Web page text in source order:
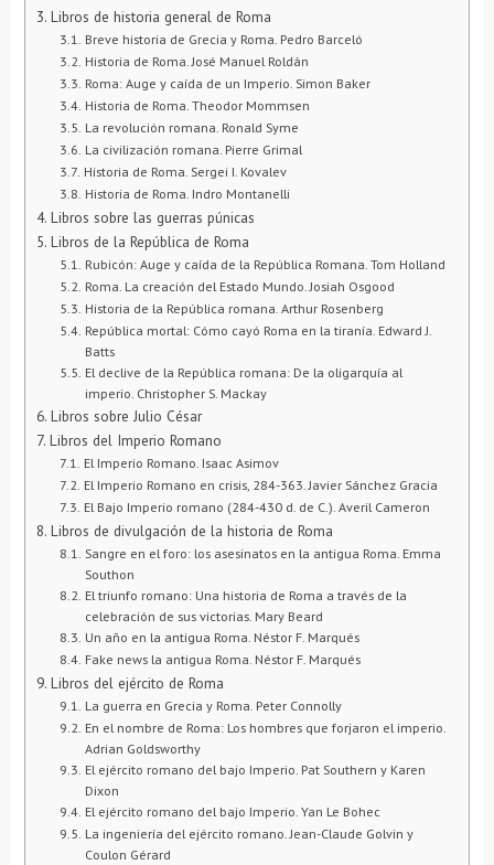
Libros de historia general de Roma
Breve historia de Grecia y Roma. Pedro Barceló
Historia de Roma. José Manuel Roldán
Roma: Auge y caída de un Imperio. Simon Baker
Historia de Roma. Theodor Mommsen
La revolución romana. Ronald Syme
La civilización romana. Pierre Grimal
Historia de Roma. Sergei I. Kovalev
Historia de Roma. Indro Montanelli
Libros sobre las guerras púnicas
Libros de la República de Roma
Rubicón: Auge y caída de la República Romana. Tom Holland
Roma. La creación del Estado Mundo. Josiah Osgood
Historia de la República romana. Arthur Rosenberg
República mortal: Cómo cayó Roma en la tiranía. Edward J.
Batts
El declive de la República romana: De la oligarquía al
imperio. Christopher S. Mackay
Libros sobre Julio César
Libros del Imperio Romano
El Imperio Romano. Isaac Asimov
El Imperio Romano en crisis, 284-363. Javier Sánchez Gracia
El Bajo Imperio romano (284-430 d. de C.). Averil Cameron
Libros de divulgación de la historia de Roma
Sangre en el foro: los asesinatos en la antigua Roma. Emma
Southon
El triunfo romano: Una historia de Roma a través de la
celebración de sus victorias. Mary Beard
Un año en la antigua Roma. Néstor F. Marqués
Fake news la antigua Roma. Néstor F. Marqués
Libros del ejército de Roma
La guerra en Grecia y Roma. Peter Connolly
En el nombre de Roma: Los hombres que forjaron el imperio.
Adrian Goldsworthy
El ejército romano del bajo Imperio. Pat Southern y Karen
Dixon
El ejército romano del bajo Imperio. Yan Le Bohec
La ingeniería del ejército romano. Jean-Claude Golvin y
Coulon Gérard